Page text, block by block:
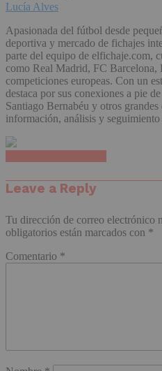
Lucía Alves
Apasionada del fútbol desde
deportiva y mercado de fichajes
parte del equipo de elfichaje.com,
como Real Madrid, FC Barcelona,
competiciones europeas. Con un
destaca por sus conexiones a pie
Santiago Bernabéu y otros
información, análisis y
Leave a Reply
Tu dirección de correo electrónico
obligatorios están marcados con *
Comentario *